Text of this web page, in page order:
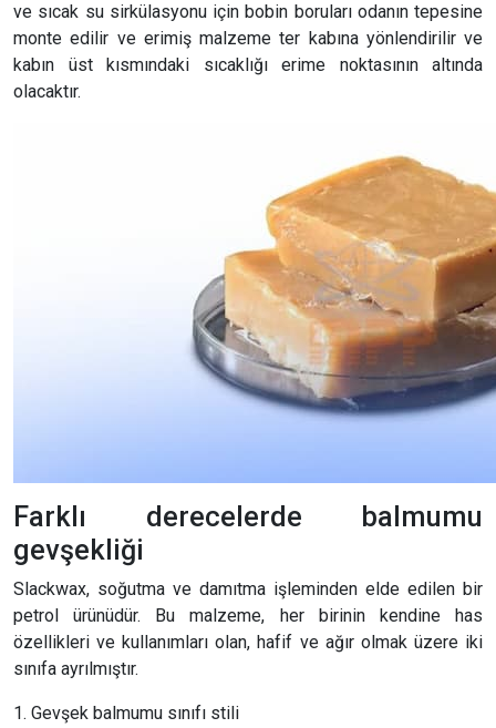
ve sıcak su sirkülasyonu için bobin boruları odanın tepesine
monte edilir ve erimiş malzeme ter kabına yönlendirilir ve
kabın üst kısmındaki sıcaklığı erime noktasının altında
olacaktır.
Farklı derecelerde balmumu
gevşekliği
Slackwax, soğutma ve damıtma işleminden elde edilen bir
petrol ürünüdür. Bu malzeme, her birinin kendine has
özellikleri ve kullanımları olan, hafif ve ağır olmak üzere iki
sınıfa ayrılmıştır.
1. Gevşek balmumu sınıfı stili